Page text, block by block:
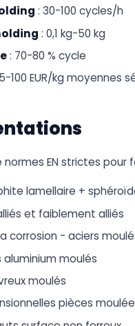
: 30-100 cycles/h
: 0,1 kg-50 kg
: 70-80 % cycle
100 EUR/kg moyennes
EN strictes pour
lamellaire +
et faiblement alliés
corrosion - aciers
moulés
moulés
pièces